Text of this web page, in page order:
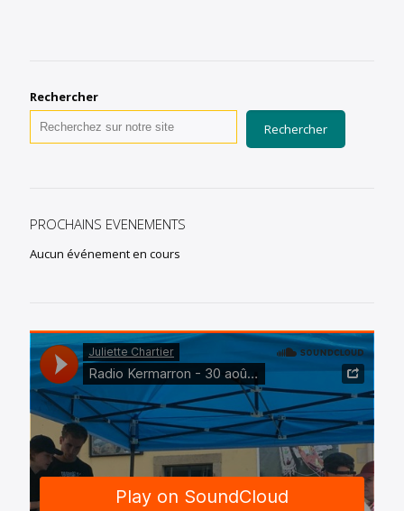
Rechercher
Rechercher
PROCHAINS EVENEMENTS
Aucun événement en cours